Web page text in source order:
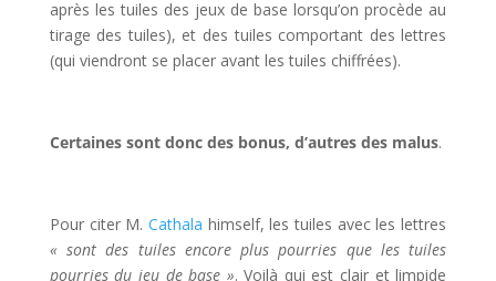
après les tuiles des jeux de base lorsqu’on procède au
tirage des tuiles), et des tuiles comportant des lettres
(qui viendront se placer avant les tuiles chiffrées).
Certaines sont donc des bonus, d’autres des malus.
Pour citer M. Cathala himself, les tuiles avec les lettres
« sont des tuiles encore plus pourries que les tuiles
pourries du jeu de base ». Voilà qui est clair et limpide